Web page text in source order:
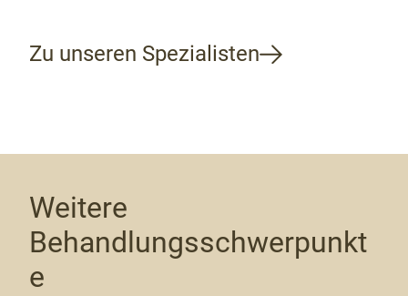
Zu unseren Spezialisten
Weitere
Behandlungsschwerpunkt
e